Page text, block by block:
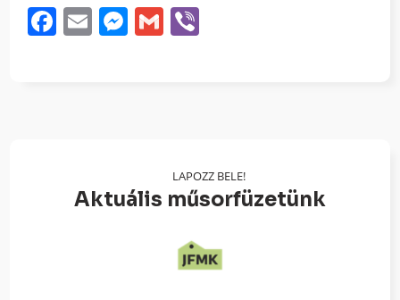
Facebook
EmailMessenger
Gmail
LAPOZZ BELE!
Aktuális műsorfüzetünk